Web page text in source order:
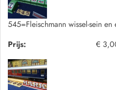
545=Fleischmann wissel-sein en
Prijs:
€